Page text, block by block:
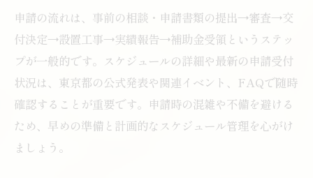
申請の流れは、事前の相談・申請書類の提出→審査→交
付決定→設置工事→実績報告→補助金受領というステッ
プが一般的です。スケジュールの詳細や最新の申請受付
状況は、東京都の公式発表や関連イベント、FAQで随時
確認することが重要です。申請時の混雑や不備を避ける
ため、早めの準備と計画的なスケジュール管理を心がけ
ましょう。